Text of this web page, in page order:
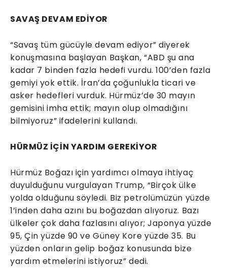
SAVAŞ DEVAM EDİYOR
“Savaş tüm gücüyle devam ediyor” diyerek
konuşmasına başlayan Başkan, “ABD şu ana
kadar 7 binden fazla hedefi vurdu. 100’den fazla
gemiyi yok ettik. İran’da çoğunlukla ticari ve
asker hedefleri vurduk. Hürmüz’de 30 mayın
gemisini imha ettik; mayın olup olmadığını
bilmiyoruz” ifadelerini kullandı.
HÜRMÜZ İÇİN YARDIM GEREKİYOR
Hürmüz Boğazı için yardımcı olmaya ihtiyaç
duyulduğunu vurgulayan Trump, “Birçok ülke
yolda olduğunu söyledi. Biz petrolümüzün yüzde
1’inden daha azını bu boğazdan alıyoruz. Bazı
ülkeler çok daha fazlasını alıyor; Japonya yüzde
95, Çin yüzde 90 ve Güney Kore yüzde 35. Bu
yüzden onların gelip boğaz konusunda bize
yardım etmelerini istiyoruz” dedi.